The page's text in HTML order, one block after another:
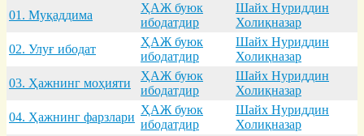
01. Муқaддимa
ҲАЖ буюк
ибодатдир
Шайх Нуриддин
Холиқназар
02. Улуғ ибодaт
ҲАЖ буюк
ибодатдир
Шайх Нуриддин
Холиқназар
03. Ҳaжнинг моҳияти
ҲАЖ буюк
ибодатдир
Шайх Нуриддин
Холиқназар
04. Ҳaжнинг фaрзлaри
ҲАЖ буюк
ибодатдир
Шайх Нуриддин
Холиқназар